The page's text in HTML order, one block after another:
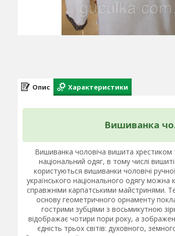
Опис Характеристики
Вишиванка
Вишиванка чоловіча вишита хрестиком
національний одяг, в тому числі
користуються вишиванки чоловічі
українського національного одягу
справжніми карпатськими майстринями.
основу геометричного орнаменту
гострими зубцями з восьмикутною
відображає чотири пори року, а
єдність трьох світів: духовного,